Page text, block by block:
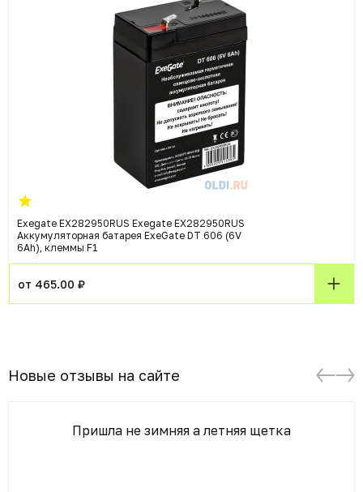
Exegate EX282950RUS Exegate EX282950RUS
Аккумуляторная батарея ExeGate DT 606 (6V
6Ah), клеммы F1
от 465.00 ₽
Новые отзывы на сайте
Пришла не зимняя а летняя щетка